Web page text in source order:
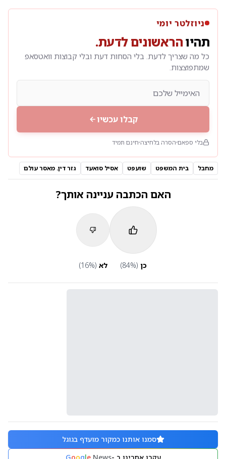
ניוזלטר יומי
תהיוהראשונים לדעת.
כל מה שצריך לדעת. בלי הסחות דעת ובלי קבוצות וואטסאפ
שמתפוצצות.
קבלו עכשיו
בלי ספאם הסרה בלחיצה חינם תמיד
מחבל בית המשפט שועפט אסיל סואעד גזר דין. מאסר עולם
האם הכתבה עניינה אותך?
כן (
84%) לא (
16%)
סמנו אותנו כמקור מועדף בגוגל